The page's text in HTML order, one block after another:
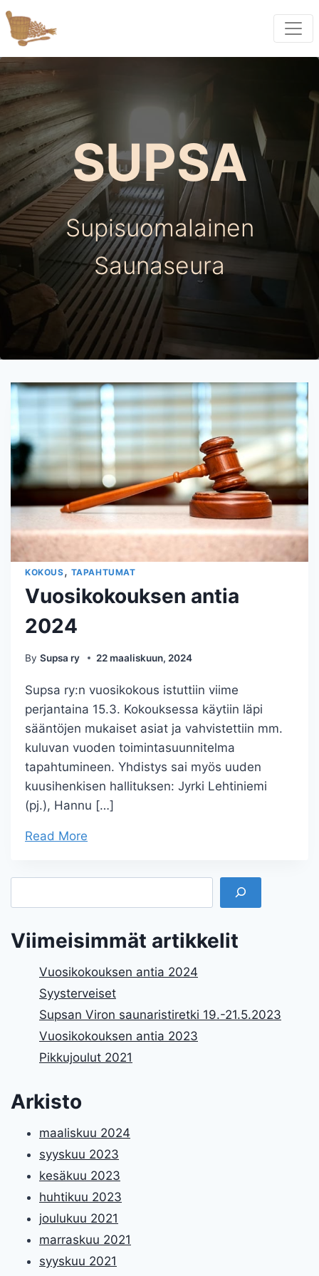
SUPSA
Supisuomalainen
Saunaseura
KOKOUS, TAPAHTUMAT
Vuosikokouksen antia
2024
By Supsa ry 22 maaliskuun, 2024
Supsa ry:n vuosikokous istuttiin viime
perjantaina 15.3. Kokouksessa käytiin läpi
sääntöjen mukaiset asiat ja vahvistettiin mm.
kuluvan vuoden toimintasuunnitelma
tapahtumineen. Yhdistys sai myös uuden
kuusihenkisen hallituksen: Jyrki Lehtiniemi
(pj.), Hannu […]
Read More
Viimeisimmät artikkelit
Vuosikokouksen antia 2024
Syysterveiset
Supsan Viron saunaristiretki 19.-21.5.2023
Vuosikokouksen antia 2023
Pikkujoulut 2021
Arkisto
maaliskuu 2024
syyskuu 2023
kesäkuu 2023
huhtikuu 2023
joulukuu 2021
marraskuu 2021
syyskuu 2021